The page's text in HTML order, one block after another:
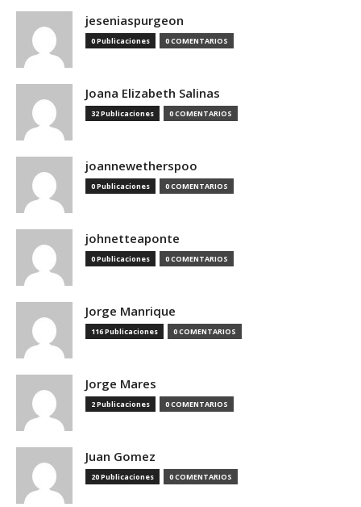
jeseniaspurgeon
0 Publicaciones 0 COMENTARIOS
Joana Elizabeth Salinas
32 Publicaciones 0 COMENTARIOS
joannewetherspoo
0 Publicaciones 0 COMENTARIOS
johnetteaponte
0 Publicaciones 0 COMENTARIOS
Jorge Manrique
116 Publicaciones 0 COMENTARIOS
Jorge Mares
2 Publicaciones 0 COMENTARIOS
Juan Gomez
20 Publicaciones 0 COMENTARIOS